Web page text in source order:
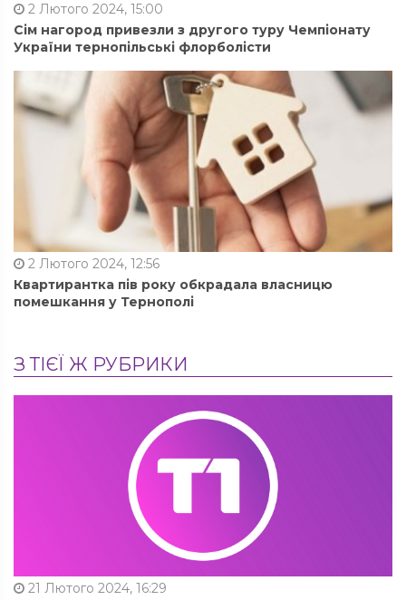
2 Лютого 2024, 15:00
Сім нагород привезли з другого туру Чемпіонату
України тернопільські флорболісти
2 Лютого 2024, 12:56
Квартирантка пів року обкрадала власницю
помешкання у Тернополі
З ТІЄЇ Ж РУБРИКИ
21 Лютого 2024, 16:29